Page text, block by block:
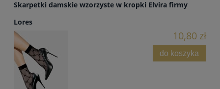
Skarpetki damskie wzorzyste w kropki Elvira firmy
Lores
10,80 zł
do koszyka